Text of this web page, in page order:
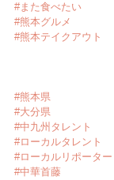
#また食べたい
#熊本グルメ
#熊本テイクアウト
#熊本県
#大分県
#中九州タレント
#ローカルタレント
#ローカルリポーター
#中華首藤